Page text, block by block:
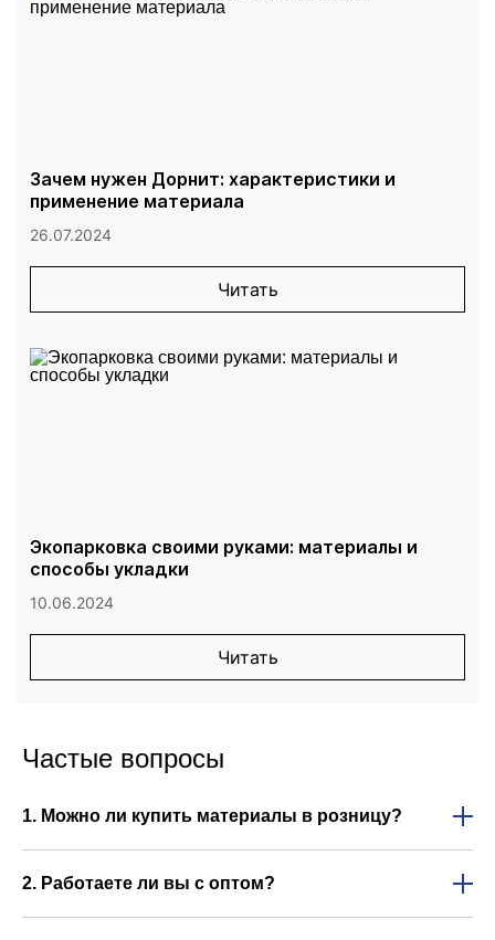
Зачем нужен Дорнит: характеристики и
применение материала
26.07.2024
Читать
Экопарковка своими руками: материалы и
способы укладки
10.06.2024
Читать
Частые вопросы
1. Можно ли купить материалы в розницу?
Да, компания работает как с крупными заказчиками,
так и с частными покупателями. Доступна розница,
продукции без обязательного оформления крупной
2. Работаете ли вы с оптом?
Да, основное направление компании — опт для